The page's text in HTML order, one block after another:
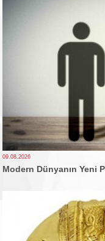
09.08.2026
Modern Dünyanın Yeni